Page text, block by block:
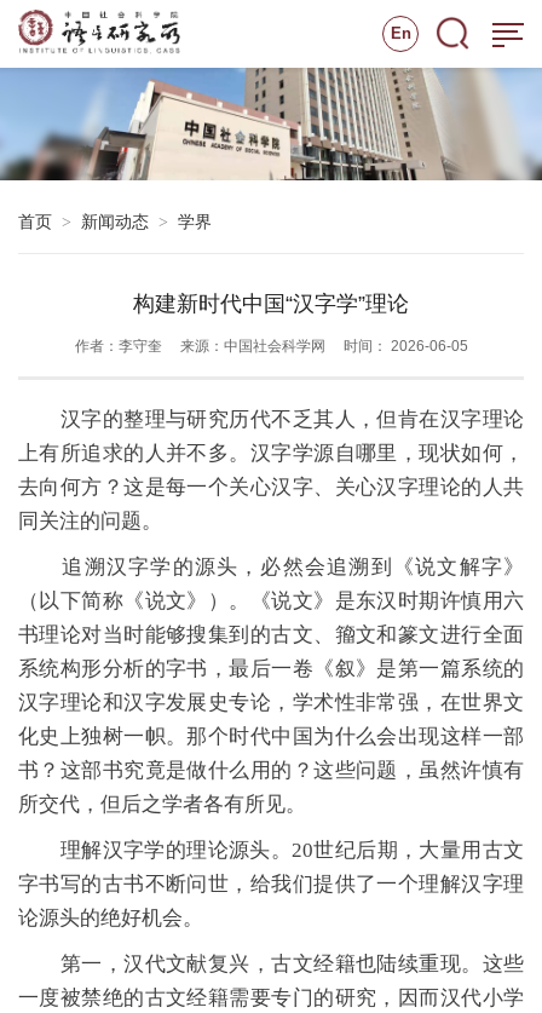
En
首页 > 新闻动态 > 学界
构建新时代中国“汉字学”理论
作者：李守奎 来源：中国社会科学网 时间： 2026-06-05
汉字的整理与研究历代不乏其人，但肯在汉字理论
上有所追求的人并不多。汉字学源自哪里，现状如何，
去向何方？这是每一个关心汉字、关心汉字理论的人共
同关注的问题。
追溯汉字学的源头，必然会追溯到《说文解字》
（以下简称《说文》）。《说文》是东汉时期许慎用六
书理论对当时能够搜集到的古文、籀文和篆文进行全面
系统构形分析的字书，最后一卷《叙》是第一篇系统的
汉字理论和汉字发展史专论，学术性非常强，在世界文
化史上独树一帜。那个时代中国为什么会出现这样一部
书？这部书究竟是做什么用的？这些问题，虽然许慎有
所交代，但后之学者各有所见。
理解汉字学的理论源头。20世纪后期，大量用古文
字书写的古书不断问世，给我们提供了一个理解汉字理
论源头的绝好机会。
第一，汉代文献复兴，古文经籍也陆续重现。这些
一度被禁绝的古文经籍需要专门的研究，因而汉代小学